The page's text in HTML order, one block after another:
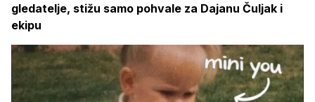
gledatelje, stižu samo pohvale za Dajanu Čuljak i
ekipu